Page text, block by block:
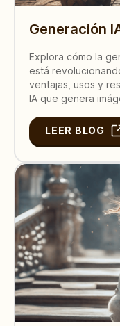
Generación
Explora cómo la
está
ventajas, usos y
IA que genera
LEER BLOG